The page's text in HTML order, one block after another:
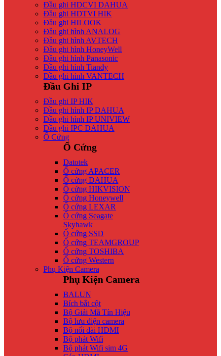
Đầu ghi HDCVI DAHUA
Đầu ghi HDTVI HIK
Đầu ghi HILOOK
Đầu ghi hình ANALOG
Đầu ghi hình AVTECH
Đầu ghi hình HoneyWell
Đầu ghi hình Panasonic
Đầu ghi hình Tiandy
Đầu ghi hình VANTECH
Đầu Ghi IP
Đầu ghi IP HIK
Đầu ghi hình IP DAHUA
Đầu ghi hình IP UNIVIEW
Đầu ghi IPC DAHUA
Ổ Cứng
Ổ Cứng
Datotek
Ổ cứng APACER
Ổ cứng DAHUA
Ổ cứng HIKVISION
Ổ cứng Honeywell
Ổ cứng LEXAR
Ổ cứng Seagate
Skyhawk
Ổ cứng SSD
Ổ cứng TEAMGROUP
Ổ cứng TOSHIBA
Ổ cứng Western
Phụ Kiện Camera
Phụ Kiện Camera
BALUN
Bích bắt cột
Bộ Giải Mã Tín Hiệu
Bộ lưu điện camera
Bộ nối dài HDMI
Bộ phát Wifi
Bộ phát Wifi sim 4G